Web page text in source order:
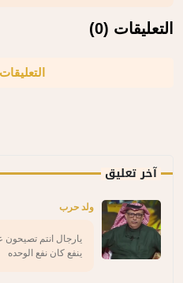
التعليقات (0)
آخر تعليق
ولد حرب
يارجال انتم تصيحون
ينفع كان نفع الوحده